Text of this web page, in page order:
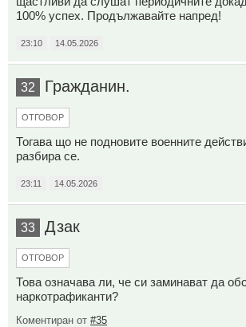
100% успех. Продължавайте напред!
23:10 14.05.2026
32 Гражданин.
ОТГОВОР
Тогава що не подновите военните
разбира се.
23:11 14.05.2026
33 Дзак
ОТГОВОР
Това означава ли, че си заминават да
наркотрафиканти?
Коментиран от #35